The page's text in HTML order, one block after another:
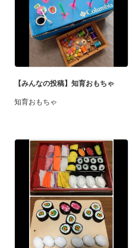
【みんなの投稿】知育おもちゃ
知育おもちゃ